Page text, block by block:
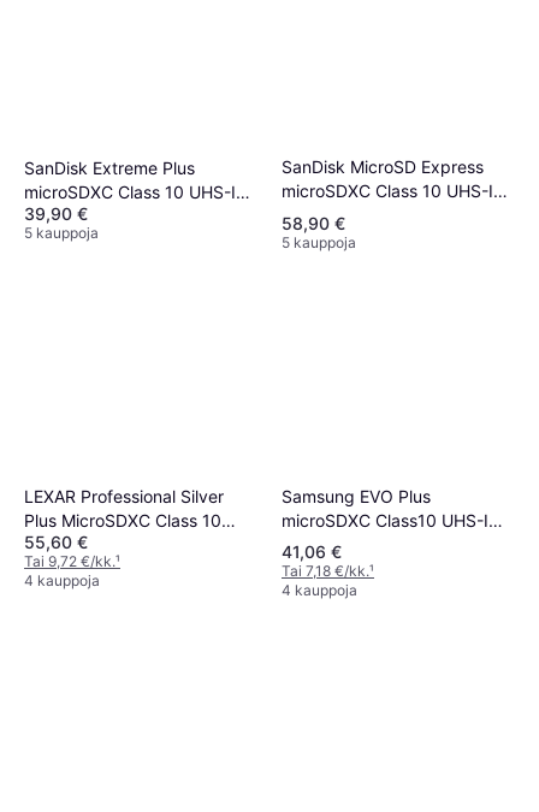
SanDisk Extreme Plus
microSDXC Class 10 UHS-I
U3 V30 A2 200/90MB/s
128GB
39,90 €
5 kauppoja
SanDisk MicroSD Express
microSDXC Class 10 UHS-I
U3 V30 A1 880/480MB/s
128GB
58,90 €
5 kauppoja
LEXAR Professional Silver
Plus MicroSDXC Class 10
UHS-I U3 V30 A2
205/150MB/s 128GB +SD
adapter
55,60 €
Tai 9,72 €/kk.¹
4 kauppoja
Samsung EVO Plus
microSDXC Class10 UHS-I
U3 V30 A2 160/120MB/s
128GB +SD adapter
41,06 €
Tai 7,18 €/kk.¹
4 kauppoja